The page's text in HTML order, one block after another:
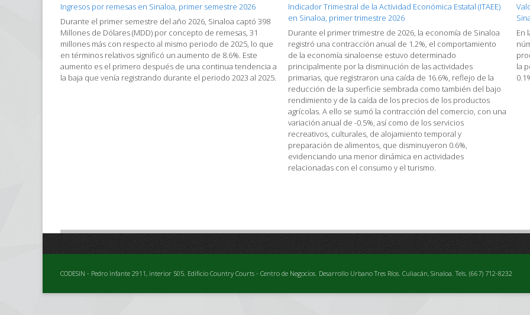
Ingresos por remesas en Sinaloa, primer semestre 2026
Durante el primer semestre del año 2026, Sinaloa captó 398
Millones de Dólares (MDD) por concepto de remesas, 31
millones más con respecto al mismo periodo de 2025, lo que
en términos relativos significó un aumento de 8.6%. Este
aumento es el primero después de una continua tendencia a
la baja que venía registrando durante el periodo 2023 al 2025.
Indicador Trimestral de la Actividad Económica Estatal (ITAEE)
en Sinaloa, primer trimestre 2026
Durante el primer trimestre de 2026, la economía de Sinaloa
registró una contracción anual de 1.2%, el comportamiento
de la economía sinaloense estuvo determinado
principalmente por la disminución de las actividades
primarias, que registraron una caída de 16.6%, reflejo de la
reducción de la superficie sembrada como también del bajo
rendimiento y de la caída de los precios de los productos
agrícolas. A ello se sumó la contracción del comercio, con una
variación anual de -0.5%, así como de los servicios
recreativos, culturales, de alojamiento temporal y
preparación de alimentos, que disminuyeron 0.6%,
evidenciando una menor dinámica en actividades
relacionadas con el consumo y el turismo.
En
la
CODESIN - Pedro Infante 2911, interior 505. Edificio Country Courts - Centro de Negocios. Desarrollo Urbano Tres Ríos. Culiacán, Sinaloa. Tels. (667) 712-8232